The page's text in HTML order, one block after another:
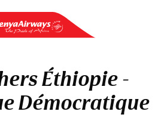
Éthiopie -
Démocratique